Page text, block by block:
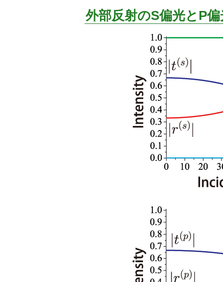
外部反射のS偏光とP